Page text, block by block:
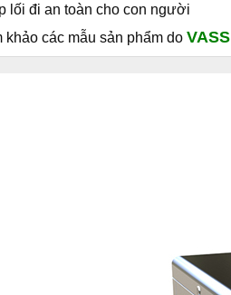
lối đi an toàn cho con người
khảo các mẫu sản phẩm do VASS